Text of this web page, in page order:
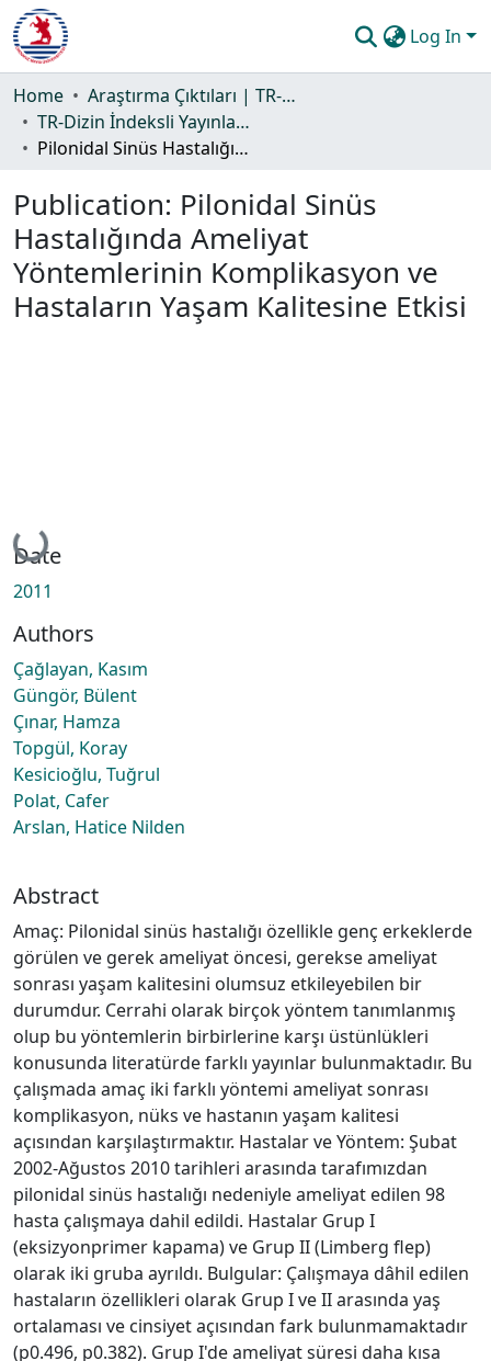
Log In
Communities & Collections
All of DSpace
Guide
Home
Araştırma Çıktıları | TR-Dizin | WoS | Scopus | PubMed
TR-Dizin İndeksli Yayınlar Koleksiyonu
Pilonidal Sinüs Hastalığında Ameliyat Yöntemlerinin Komplikasyon ve Hastaların Yaşam Kalitesine Etkisi
Publication: Pilonidal Sinüs
Hastalığında Ameliyat
Yöntemlerinin Komplikasyon ve
Hastaların Yaşam Kalitesine Etkisi
Loading...
Date
2011
Authors
Çağlayan, Kasım
Güngör, Bülent
Çınar, Hamza
Topgül, Koray
Kesicioğlu, Tuğrul
Polat, Cafer
Arslan, Hatice Nilden
Abstract
Amaç: Pilonidal sinüs hastalığı özellikle genç erkeklerde
görülen ve gerek ameliyat öncesi, gerekse ameliyat
sonrası yaşam kalitesini olumsuz etkileyebilen bir
durumdur. Cerrahi olarak birçok yöntem tanımlanmış
olup bu yöntemlerin birbirlerine karşı üstünlükleri
konusunda literatürde farklı yayınlar bulunmaktadır. Bu
çalışmada amaç iki farklı yöntemi ameliyat sonrası
komplikasyon, nüks ve hastanın yaşam kalitesi
açısından karşılaştırmaktır. Hastalar ve Yöntem: Şubat
2002-Ağustos 2010 tarihleri arasında tarafımızdan
pilonidal sinüs hastalığı nedeniyle ameliyat edilen 98
hasta çalışmaya dahil edildi. Hastalar Grup I
(eksizyonprimer kapama) ve Grup II (Limberg flep)
olarak iki gruba ayrıldı. Bulgular: Çalışmaya dâhil edilen
hastaların özellikleri olarak Grup I ve II arasında yaş
ortalaması ve cinsiyet açısından fark bulunmamaktadır
(p0.496, p0.382). Grup I'de ameliyat süresi daha kısa